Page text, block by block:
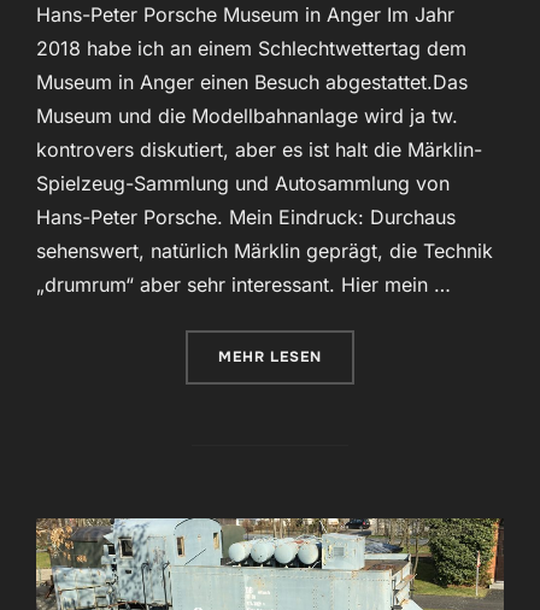
Hans-Peter Porsche Museum in Anger Im Jahr
2018 habe ich an einem Schlechtwettertag dem
Museum in Anger einen Besuch abgestattet.Das
Museum und die Modellbahnanlage wird ja tw.
kontrovers diskutiert, aber es ist halt die Märklin-
Spielzeug-Sammlung und Autosammlung von
Hans-Peter Porsche. Mein Eindruck: Durchaus
sehenswert, natürlich Märklin geprägt, die Technik
„drumrum“ aber sehr interessant. Hier mein …
MEHR ÜBER „TRAUMWERK“
LESEN